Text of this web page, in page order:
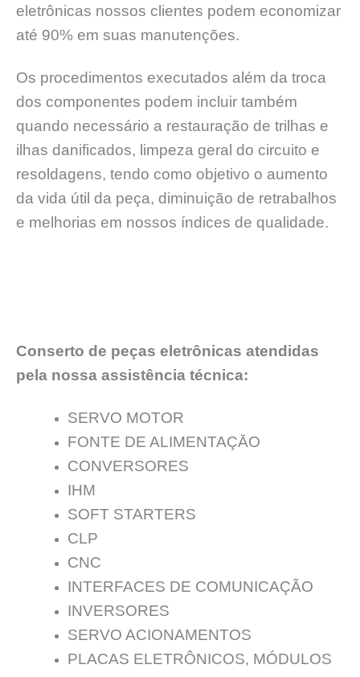
eletrônicas nossos clientes podem economizar
até 90% em suas manutenções.
Os procedimentos executados além da troca
dos componentes podem incluir também
quando necessário a restauração de trilhas e
ilhas danificados, limpeza geral do circuito e
resoldagens, tendo como objetivo o aumento
da vida útil da peça, diminuição de retrabalhos
e melhorias em nossos índices de qualidade.
Conserto de peças eletrônicas atendidas
pela nossa assistência técnica:
SERVO MOTOR
FONTE DE ALIMENTAÇĀO
CONVERSORES
IHM
SOFT STARTERS
CLP
CNC
INTERFACES DE COMUNICAÇÃO
INVERSORES
SERVO ACIONAMENTOS
PLACAS ELETRÔNICOS, MÓDULOS